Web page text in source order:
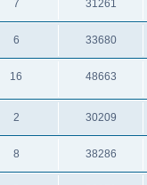
7 31261
6 33680
16 48663
2 30209
8 38286